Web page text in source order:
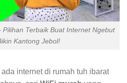
Terbaik Buat Internet Ngebut
Kantong Jebol!
internet di rumah tuh ibarat